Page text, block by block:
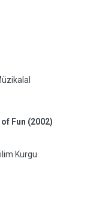
Fun (2002)
Kurgu